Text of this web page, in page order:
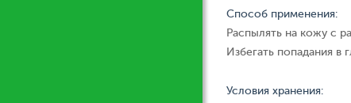
Способ применения:
Распылять на кожу с
Избегать попадания в
Условия хранения: